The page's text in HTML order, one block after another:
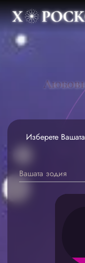
Изберете
Вашата зодия